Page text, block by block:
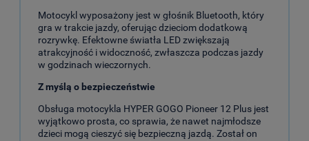
Motocykl wyposażony jest w głośnik Bluetooth, który
gra w trakcie jazdy, oferując dzieciom dodatkową
rozrywkę. Efektowne światła LED zwiększają
atrakcyjność i widoczność, zwłaszcza podczas jazdy
w godzinach wieczornych.
Z myślą o bezpieczeństwie
Obsługa motocykla HYPER GOGO Pioneer 12 Plus jest
wyjątkowo prosta, co sprawia, że nawet najmłodsze
dzieci mogą cieszyć się bezpieczną jazdą. Został on